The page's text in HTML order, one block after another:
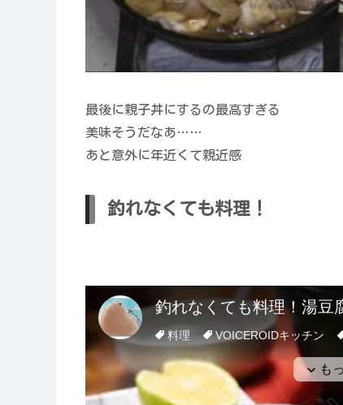
最後に親子丼にするの最高すぎる
美味そうだなあ……
あと意外に年近くて親近感
釣れなくても料理！